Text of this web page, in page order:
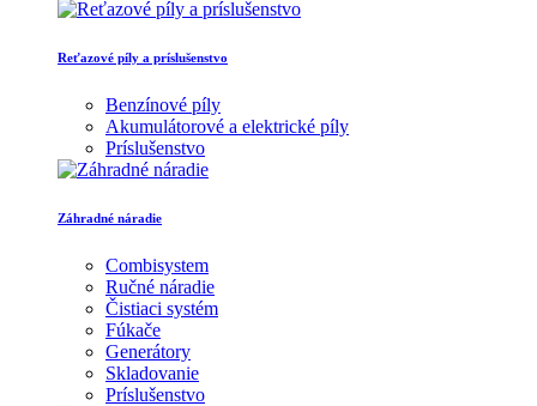
Reťazové píly a príslušenstvo
Benzínové píly
Akumulátorové a elektrické píly
Príslušenstvo
Záhradné náradie
Combisystem
Ručné náradie
Čistiaci systém
Fúkače
Generátory
Skladovanie
Príslušenstvo